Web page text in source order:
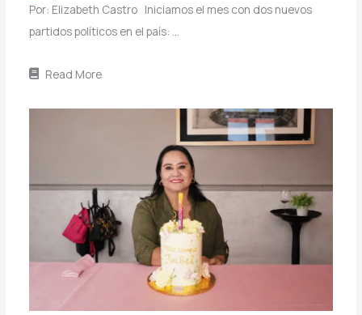
Por: Elizabeth Castro Iniciamos el mes con dos nuevos
partidos políticos en el país: …
Read More